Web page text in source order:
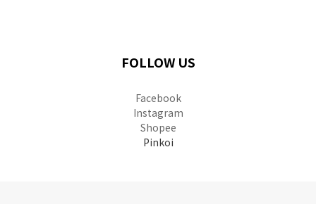
FOLLOW US
Facebook
Instagram
Shopee
Pinkoi